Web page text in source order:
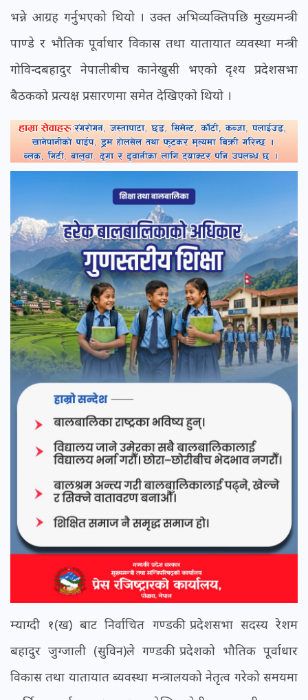
भन्ने आग्रह गर्नुभएको थियो । उक्त अभिव्यक्तिपछि मुख्यमन्त्री
पाण्डे र भौतिक पूर्वाधार विकास तथा यातायात व्यवस्था मन्त्री
गोविन्दबहादुर नेपालीबीच कानेखुसी भएको दृश्य प्रदेशसभा
बैठकको प्रत्यक्ष प्रसारणमा समेत देखिएको थियो ।
म्याग्दी १(ख) बाट निर्वाचित गण्डकी प्रदेशसभा सदस्य रेशम
बहादुर जुग्जाली (सुविन)ले गण्डकी प्रदेशको भौतिक पूर्वाधार
विकास तथा यातायात ब्यवस्था मन्त्रालयको नेतृत्व गरेको समयमा